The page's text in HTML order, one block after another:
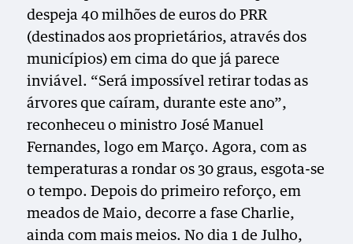
despeja 40 milhões de euros do PRR
(destinados aos proprietários, através dos
municípios) em cima do que já parece
inviável. “Será impossível retirar todas as
árvores que caíram, durante este ano”,
reconheceu o ministro José Manuel
Fernandes, logo em Março. Agora, com as
temperaturas a rondar os 30 graus, esgota-se
o tempo. Depois do primeiro reforço, em
meados de Maio, decorre a fase Charlie,
ainda com mais meios. No dia 1 de Julho,